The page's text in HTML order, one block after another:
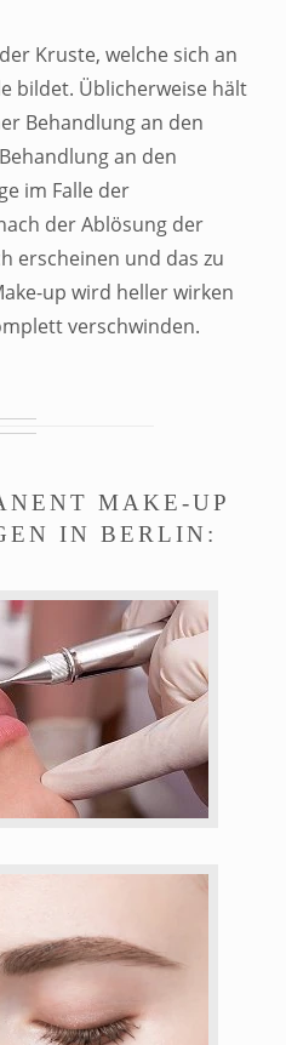
Kruste, welche sich an
bildet. Üblicherweise hält
Behandlung an den
an den
im Falle der
der Ablösung der
erscheinen und das zu
up wird heller wirken
verschwinden.
MAKE-UP
IN BERLIN: